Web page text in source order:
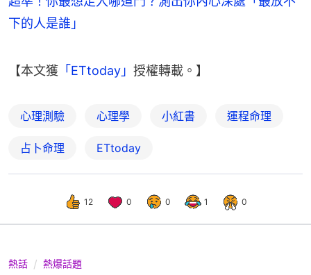
下的人是誰」
【本文獲 「ETtoday」 授權轉載。】
心理測驗 心理學 小紅書 運程命理
占卜命理 ETtoday
12 0 0 1 0
熱話 熱爆話題